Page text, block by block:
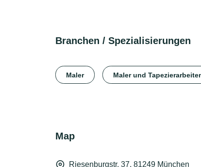
Branchen / Spezialisierungen
Maler Maler und
Map
Riesenburgstr. 37, 81249 München